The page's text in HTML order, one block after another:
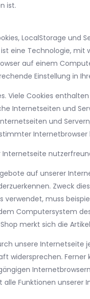
ist.
LocalStorage und
eine Technologie,
auf einem
Einstellung in
Viele Cookies
Internetseiten und
und
Internetseite
auf unserer
Zweck
verwendet, muss
Computersystem
merkt sich die
unsere
widersprechen.
Funktionen unserer